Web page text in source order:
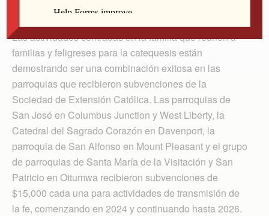
El Mensajero Católico
Las actividades centradas en la familia que reúnen a
familias y feligreses para la catequesis están
demostrando ser una combinación exitosa en las
parroquias que recibieron subvenciones de la
Sociedad de Extensión Católica. Las parroquias de
San José en Columbus Junction y West Liberty, la
Catedral del Sagrado Corazón en Davenport, la
parroquia de San Alfonso en Mount Pleasant y el grupo
de parroquias de Santa María de la Visitación y San
Patricio en Ottumwa recibieron subvenciones de
$15,000 cada una para actividades de transmisión de
la fe, comenzando en 2024 y continuando hasta 2026.